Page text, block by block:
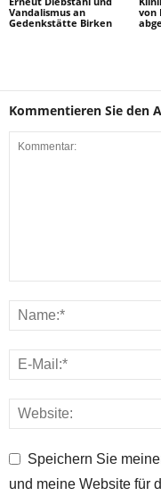
Vandalismus an
Gedenkstätte Birken
von
Kommentieren Sie den
Speichern Sie
und meine Website für